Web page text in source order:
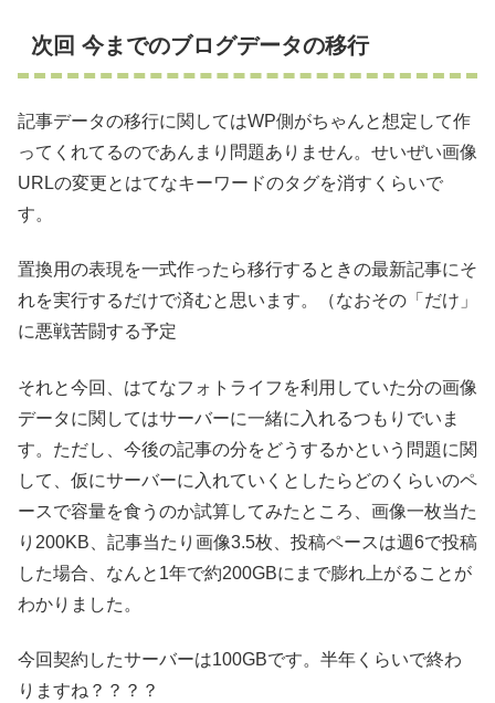
次回 今までのブログデータの移行
記事データの移行に関してはWP側がちゃんと想定して作
ってくれてるのであんまり問題ありません。せいぜい画像
URLの変更とはてなキーワードのタグを消すくらいで
す。
置換用の表現を一式作ったら移行するときの最新記事にそ
れを実行するだけで済むと思います。（なおその「だけ」
に悪戦苦闘する予定
それと今回、はてなフォトライフを利用していた分の画像
データに関してはサーバーに一緒に入れるつもりでいま
す。ただし、今後の記事の分をどうするかという問題に関
して、仮にサーバーに入れていくとしたらどのくらいのペ
ースで容量を食うのか試算してみたところ、画像一枚当た
り200KB、記事当たり画像3.5枚、投稿ペースは週6で投稿
した場合、なんと1年で約200GBにまで膨れ上がることが
わかりました。
今回契約したサーバーは100GBです。半年くらいで終わ
りますね？？？？